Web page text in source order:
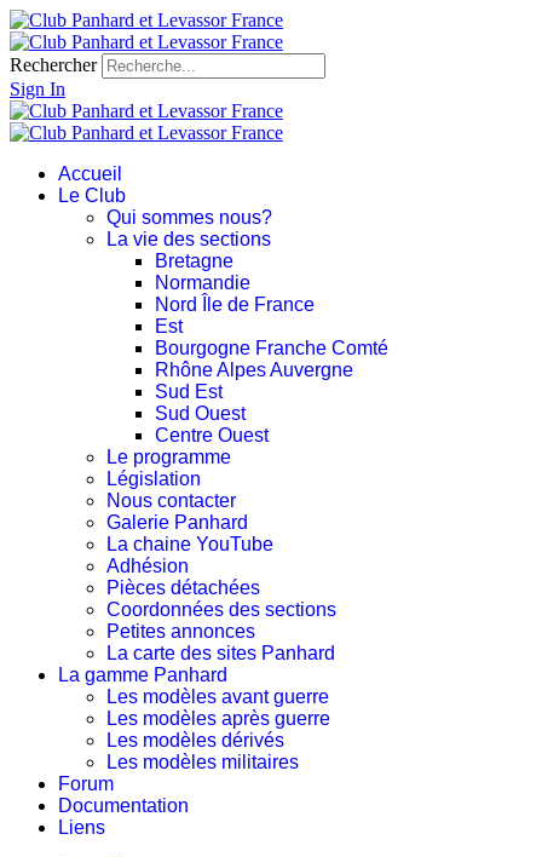
Rechercher
Sign In
Accueil
Le Club
Qui sommes nous?
La vie des sections
Bretagne
Normandie
Nord Île de France
Est
Bourgogne Franche Comté
Rhône Alpes Auvergne
Sud Est
Sud Ouest
Centre Ouest
Le programme
Législation
Nous contacter
Galerie Panhard
La chaine YouTube
Adhésion
Pièces détachées
Coordonnées des sections
Petites annonces
La carte des sites Panhard
La gamme Panhard
Les modèles avant guerre
Les modèles après guerre
Les modèles dérivés
Les modèles militaires
Forum
Documentation
Liens